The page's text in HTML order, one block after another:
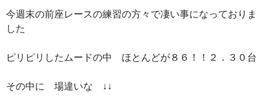
今週末の前座レースの練習の方々で凄い事になっておりま
した
ピリピリしたムードの中 ほとんどが８６！！２．３０台
その中に 場違いな ↓↓